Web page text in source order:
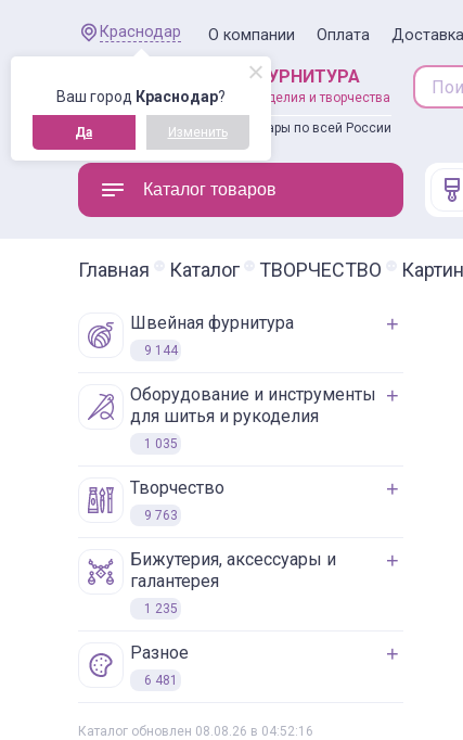
Ваш город Краснодар?
Да Изменить
Краснодар О компании Оплата Доставка
ШВЕЙНАЯ ФУРНИТУРА
товары для рукоделия и творчества
Доставляем товары по всей России
Каталог товаров
Главная Каталог ТВОРЧЕСТВО
швейная фурнитура
9 144
оборудование и инструменты
для шитья и рукоделия
1 035
творчество
9 763
бижутерия, аксессуары и
галантерея
1 235
разное
6 481
Каталог обновлен 08.08.26 в 04:52:16